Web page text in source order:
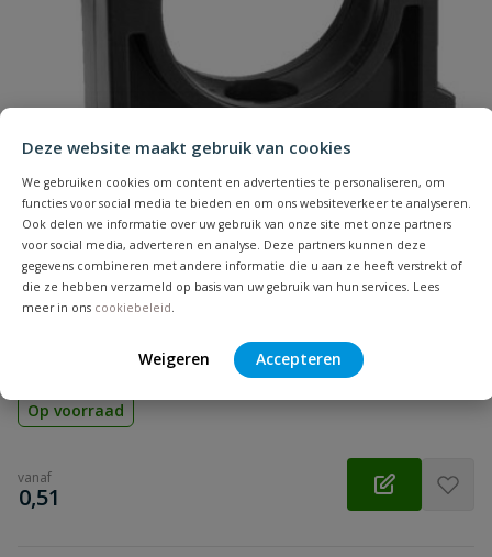
Deze website maakt gebruik van cookies
We gebruiken cookies om content en advertenties te personaliseren, om
functies voor social media te bieden en om ons websiteverkeer te analyseren.
Ook delen we informatie over uw gebruik van onze site met onze partners
voor social media, adverteren en analyse. Deze partners kunnen deze
gegevens combineren met andere informatie die u aan ze heeft verstrekt of
die ze hebben verzameld op basis van uw gebruik van hun services. Lees
meer in ons cookiebeleid.
Weigeren Accepteren
Beoordeling
VDL buisklem model B
Aansluiting: klem | Diameter: 12 t/m 32 mm | Kleur: zwart
Op voorraad
vanaf
€
0,51